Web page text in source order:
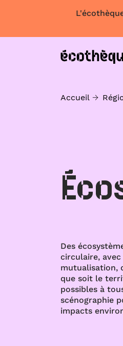
Accueil
Des
circulaire,
mutualisation,
que soit le
possibles à
scénographie
impacts